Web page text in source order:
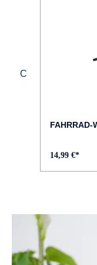
FEDERWEG
GRIFFE :
Bulls Proxim
UD Carbon - light grey
LADEGERÄT :
FAHRRAD-
14,99 €*